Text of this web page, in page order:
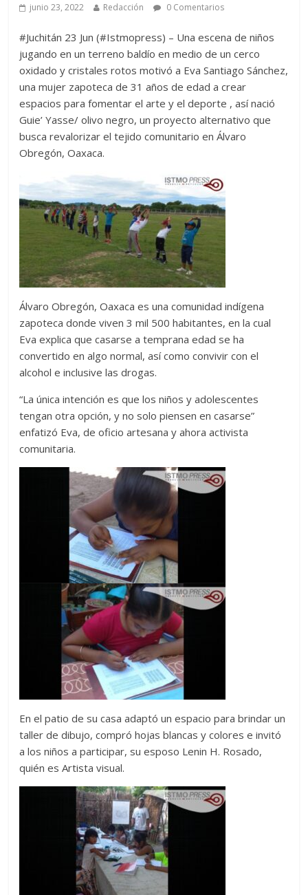
junio 23, 2022 Redacción 0 Comentarios
#Juchitán 23 Jun (#Istmopress) – Una escena de niños
jugando en un terreno baldío en medio de un cerco
oxidado y cristales rotos motivó a Eva Santiago Sánchez,
una mujer zapoteca de 31 años de edad a crear
espacios para fomentar el arte y el deporte , así nació
Guie’ Yasse/ olivo negro, un proyecto alternativo que
busca revalorizar el tejido comunitario en Álvaro
Obregón, Oaxaca.
Álvaro Obregón, Oaxaca es una comunidad indígena
zapoteca donde viven 3 mil 500 habitantes, en la cual
Eva explica que casarse a temprana edad se ha
convertido en algo normal, así como convivir con el
alcohol e inclusive las drogas.
“La única intención es que los niños y adolescentes
tengan otra opción, y no solo piensen en casarse”
enfatizó Eva, de oficio artesana y ahora activista
comunitaria.
En el patio de su casa adaptó un espacio para brindar un
taller de dibujo, compró hojas blancas y colores e invitó
a los niños a participar, su esposo Lenin H. Rosado,
quién es Artista visual.